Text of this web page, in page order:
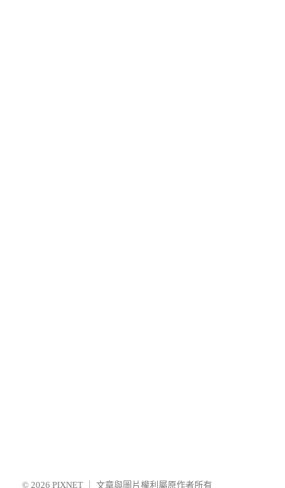
© 2026 PIXNET 文章與圖片權利屬原作者所有